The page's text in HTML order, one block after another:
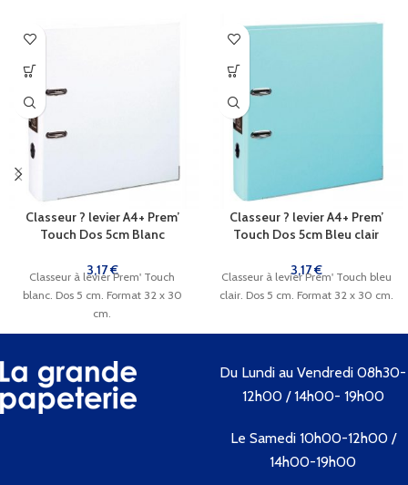
Classeur ? levier A4+ Prem’
Touch Dos 5cm Blanc
3,17€
Classeur à levier Prem' Touch
blanc. Dos 5 cm. Format 32 x 30
cm.
Classeur ? levier A4+ Prem’
Touch Dos 5cm Bleu clair
3,17€
Classeur à levier Prem' Touch bleu
clair. Dos 5 cm. Format 32 x 30 cm.
Du Lundi au Vendredi 08h30-
12h00 / 14h00- 19h00
Le Samedi 10h00-12h00 /
14h00-19h00